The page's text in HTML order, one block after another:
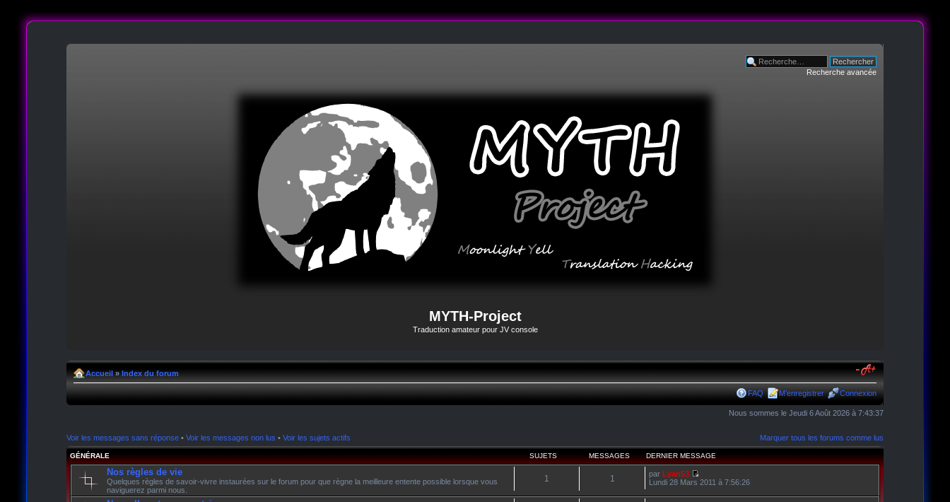
Recherche avancée
MYTH-Project
Traduction amateur pour JV console
Accueil» Index du forum
FAQ M’enregistrer Connexion
Nous sommes le Jeudi 6 Août 2026 à 7:43:37
Voir les messages sans réponse• Voir les messages non lus • Voir les sujets actifs Marquer tous les forums comme lus
GÉNÉRALE SUJETS MESSAGES DERNIER MESSAGE
Nos règles de vie
Quelques règles de savoir-vivre instaurées sur le forum pour que règne la meilleure entente possible lorsque vous
naviguerez parmi nous.
1 1 par Lyan53
Lundi 28 Mars 2011 à 7:56:26